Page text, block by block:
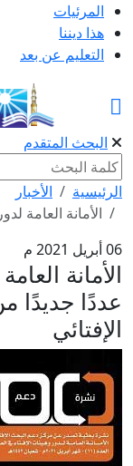
المرئيات
هذا ديننا
التعليم عن بعد
البحث المتقدم
الرئيسية
الأخبار
الأمانة العامة
06 أبريل 2021 م
الأمانة
عددًا جديدًا
الإفتائي